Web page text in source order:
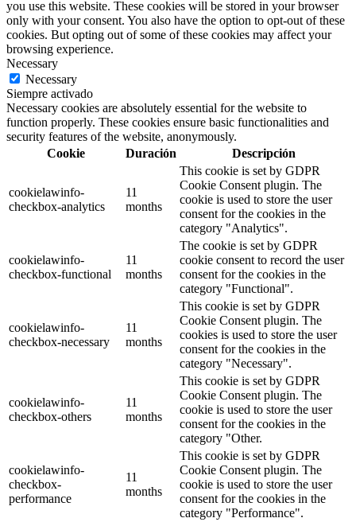
you use this website. These cookies will be stored in your browser
only with your consent. You also have the option to opt-out of these
cookies. But opting out of some of these cookies may affect your
browsing experience.
Necessary
Necessary
Siempre activado
Necessary cookies are absolutely essential for the website to
function properly. These cookies ensure basic functionalities and
security features of the website, anonymously.
Cookie
Duración Descripción
cookielawinfo-
checkbox-analytics
11
months
This cookie is set by GDPR
Cookie Consent plugin. The
cookie is used to store the user
consent for the cookies in the
category "Analytics".
cookielawinfo-
checkbox-functional
11
months
The cookie is set by GDPR
cookie consent to record the user
consent for the cookies in the
category "Functional".
cookielawinfo-
checkbox-necessary
11
months
This cookie is set by GDPR
Cookie Consent plugin. The
cookies is used to store the user
consent for the cookies in the
category "Necessary".
cookielawinfo-
checkbox-others
11
months
This cookie is set by GDPR
Cookie Consent plugin. The
cookie is used to store the user
consent for the cookies in the
category "Other.
cookielawinfo-
checkbox-
performance
11
months
This cookie is set by GDPR
Cookie Consent plugin. The
cookie is used to store the user
consent for the cookies in the
category "Performance".